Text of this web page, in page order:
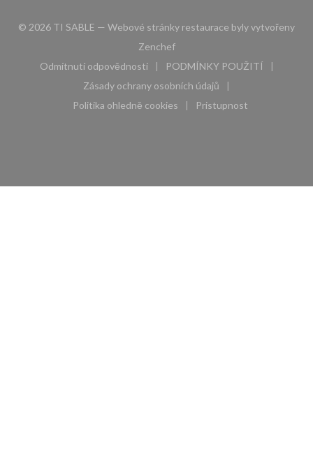
© 2026 TI SABLE — Webové stránky restaurace byly vytvořeny
Zenchef((otevře se v novém okně))
Odmítnutí odpovědnosti
((otevře se v novém okně))
PODMÍNKY POUŽITÍ
((otevře se v novém
Zásady ochrany osobních údajů
((otevře se v novém okně))
Politika ohledně cookies
((otevře se v novém okně))
Pristupnost
((otevře se v novém